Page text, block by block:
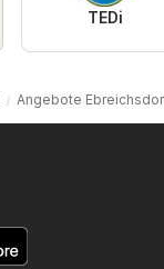
TEDi
Angebote